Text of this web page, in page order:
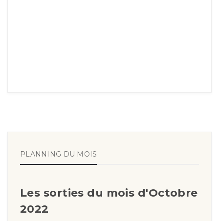
PLANNING DU MOIS
Les sorties du mois d'Octobre
2022